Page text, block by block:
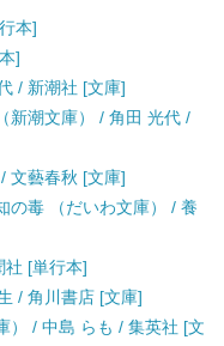
本]
]
/ 新潮社 [文庫]
新潮文庫） / 角田 光代 /
文藝春秋 [文庫]
の毒 （だいわ文庫） / 養
社 [単行本]
/ 角川書店 [文庫]
） / 中島 らも / 集英社 [文